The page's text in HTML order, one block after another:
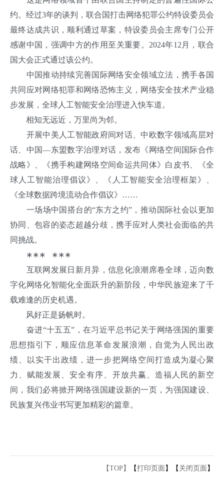
约。经过3年的谈判，联合国打击网络犯罪公约特设委员会
最终达成共识，顺利通过草案，特设委员会主席专门公开
感谢中国，强调中方的作用至关重要。2024年12月，联合
国大会正式通过该公约。
中国推动持续完善国际网络安全领域立法，携手各国
共同应对网络犯罪和网络恐怖主义，网络安全技术产业稳
步发展，全球人工智能安全治理进入快车道。
相知无远近，万里尚为邻。
开展中美人工智能政府间对话、中欧数字领域高层对
话、中国—东盟数字治理对话，发布《网络空间国际合作
战略》、《携手构建网络空间命运共同体》白皮书、《全
球人工智能治理倡议》、《人工智能安全治理框架》、
《全球数据跨境流动合作倡议》……
一场场中国搭台的“东方之约”，推动国际社会以更加
协同、包容的姿态超越分歧，携手应对人类社会面临的共
同挑战。
∗∗∗ ∗∗∗
互联网发展日新月异，信息化浪潮席卷全球，迈向数
字化网络化智能化全面跃升的新阶段，中华民族迎来了千
载难逢的历史机遇。
风好正是扬帆时。
奋进“十五五”，在习近平总书记关于网络强国的重要
思想指引下，顺应信息革命发展浪潮，自觉为人民出政
绩、以实干出政绩，进一步把网络空间打造成为凝心聚
力、赋能发展、安全有序、开放共赢、造福人民的新空
间，我们必将掀开网络强国建设新的一页，为强国建设、
民族复兴伟业书写更加精彩的篇章。
【TOP】 【打印页面 】【 关闭页面 】